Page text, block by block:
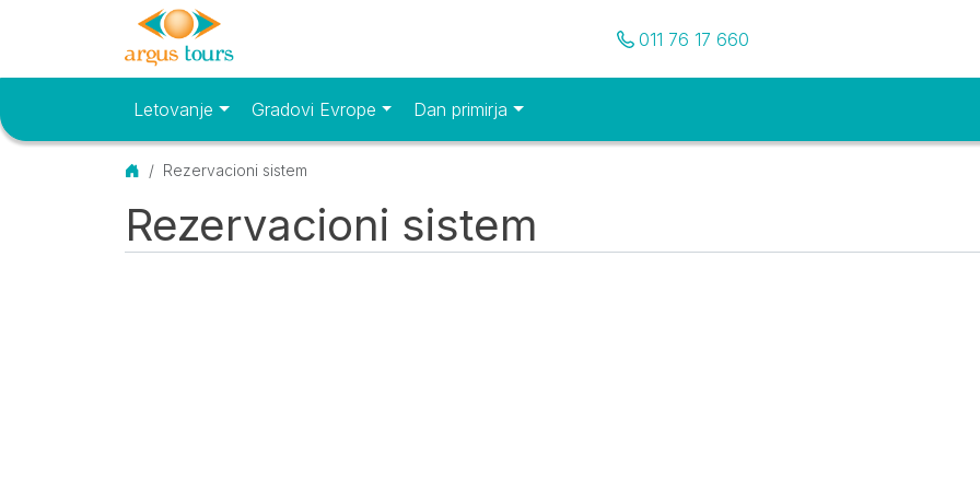
Pozovite nas
011 76 17 660
Osnovni meniLetovanje Gradovi Evrope Dan primirja
Početna
Rezervacioni sistem
Rezervacioni sistem